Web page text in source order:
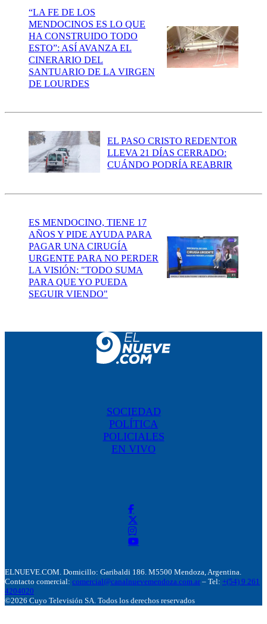
“LA FE DE LOS
MENDOCINOS ES LO QUE
HA CONSTRUIDO TODO
ESTO”: ASÍ AVANZA EL
CINERARIO DEL
SANTUARIO DE LA VIRGEN
DE LOURDES
EL PASO CRISTO REDENTOR
LLEVA 21 DÍAS CERRADO:
CUÁNDO PODRÍA REABRIR
ES MENDOCINO, TIENE 17
AÑOS Y PIDE AYUDA PARA
PAGAR UNA CIRUGÍA
URGENTE PARA NO PERDER
LA VISIÓN: "TODO SUMA
PARA QUE YO PUEDA
SEGUIR VIENDO"
SOCIEDAD
POLÍTICA
POLICIALES
EN VIVO
ELNUEVE.COM. Domicillo: Garibaldi 186. M5500 Mendoza, Argentina.
Contacto comercial: comercial@canalnuevemendoza.com.ar – Tel: +(54) 9 261
4204020
©2026 Cuyo Televisión SA. Todos los derechos reservados